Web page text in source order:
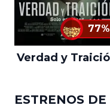
77%
Verdad y
ESTRENOS